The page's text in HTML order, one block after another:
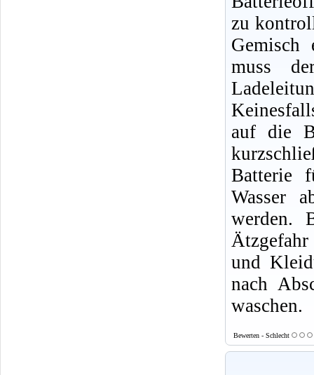
zu
Gemisch
muss
auf die
Batterie
Wasser
werden.
und
nach
waschen.
Bewerten - Schlecht